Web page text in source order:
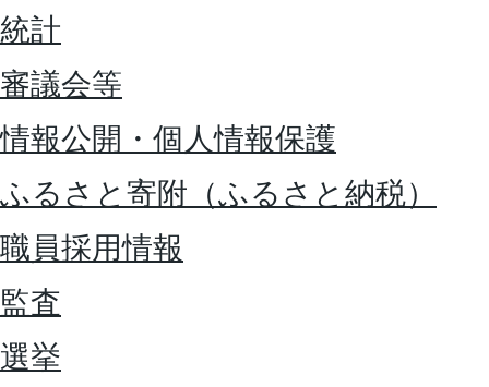
統計
審議会等
情報公開・個人情報保護
ふるさと寄附（ふるさと納税）
職員採用情報
監査
選挙